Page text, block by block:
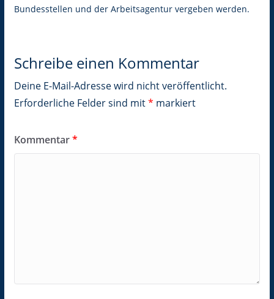
Bundesstellen und der Arbeitsagentur vergeben werden.
Schreibe einen Kommentar
Deine E-Mail-Adresse wird nicht veröffentlicht.
Erforderliche Felder sind mit* markiert
Kommentar*